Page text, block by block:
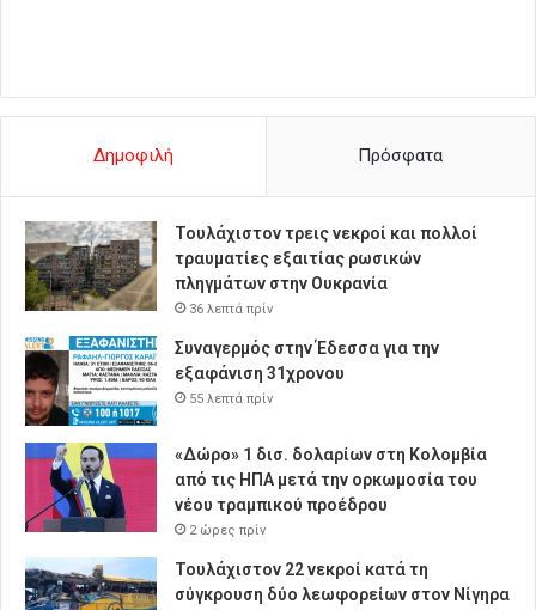
Δημοφιλή Πρόσφατα
Τουλάχιστον τρεις νεκροί και πολλοί
τραυματίες εξαιτίας ρωσικών
πληγμάτων στην Ουκρανία
36 λεπτά πρίν
Συναγερμός στην Έδεσσα για την
εξαφάνιση 31χρονου
55 λεπτά πρίν
«Δώρο» 1 δισ. δολαρίων στη Κολομβία
από τις ΗΠΑ μετά την ορκωμοσία του
νέου τραμπικού προέδρου
2 ώρες πρίν
Τουλάχιστον 22 νεκροί κατά τη
σύγκρουση δύο λεωφορείων στον Νίγηρα